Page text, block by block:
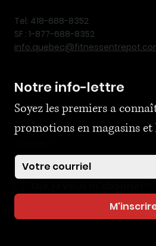
Tel: 418-688-8352
SF : 1-877-688-8352
Notre info-lettre
Soyez les premiers a
promotions en magasins et